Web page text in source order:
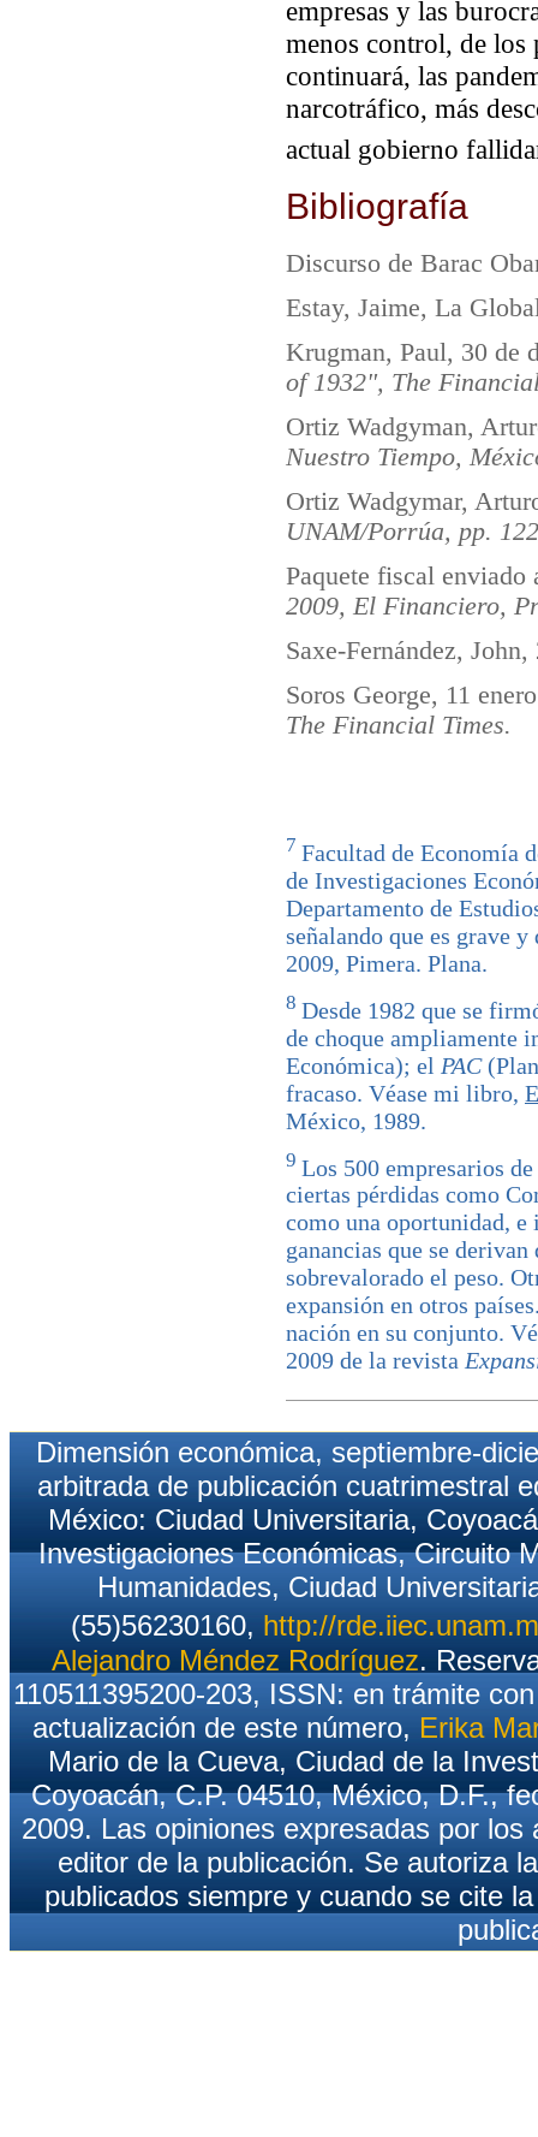
empresas y las
menos control, de los
continuará, las
narcotráfico, más
actual gobierno
Bibliografía
Discurso de Barac
Estay, Jaime, La
Krugman, Paul, 30 de
of 1932", The
Ortiz Wadgyman,
Nuestro Tiempo,
Ortiz Wadgymar,
UNAM/Porrúa, pp.
Paquete fiscal
2009, El Financiero,
Saxe-Fernández,
Soros George, 11
The Financial Times.
7 Facultad de Economía
de Investigaciones
Departamento de
señalando que es grave
2009, Pimera. Plana.
8 Desde 1982 que se
de choque ampliamente
Económica); el PAC
fracaso. Véase mi libro,
México, 1989.
9 Los 500 empresarios
ciertas pérdidas como
como una oportunidad, e
ganancias que se
sobrevalorado el peso.
expansión en otros
nación en su conjunto.
2009 de la revista
Dimensión económica, septiembre-
arbitrada de publicación cuatrimestral
México: Ciudad Universitaria,
Investigaciones Económicas, Circuito
Humanidades, Ciudad
(55)56230160, http://
Alejandro Méndez Rodríguez.
110511395200-203, ISSN: en trámite
actualización de este número, Erika
Mario de la Cueva, Ciudad de la
Coyoacán, C.P. 04510, México, D.F.,
2009. Las opiniones expresadas por
editor de la publicación. Se autoriza
publicados siempre y cuando se cite